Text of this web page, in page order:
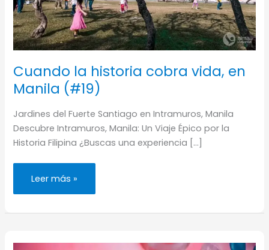
Cuando la historia cobra vida, en
Manila (#19)
Jardines del Fuerte Santiago en Intramuros, Manila
Descubre Intramuros, Manila: Un Viaje Épico por la
Historia Filipina ¿Buscas una experiencia […]
Cuando
historia
vida,
Leer más »